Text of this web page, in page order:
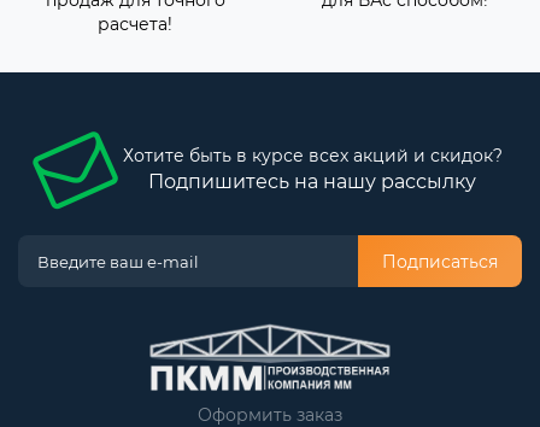
расчета!
Хотите быть в курсе всех акций и скидок?
Подпишитесь на нашу рассылку
Подписаться
Оформить заказ